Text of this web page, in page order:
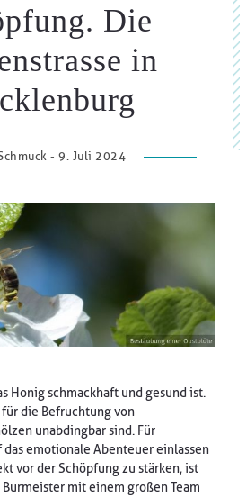
Die
in
- 9. Juli 2024
Honig schmackhaft und gesund ist.
für die Befruchtung von
unabdingbar sind. Für
das emotionale Abenteuer einlassen
vor der Schöpfung zu stärken, ist
Burmeister mit einem großen Team